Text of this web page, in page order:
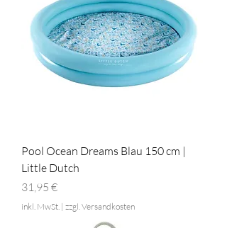
Pool Ocean Dreams Blau 150 cm |
Little Dutch
Preis
31,95 €
inkl. MwSt. | zzgl. Versandkosten